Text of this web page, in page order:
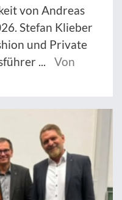
von Andreas
Stefan Klieber
und Private
...
Von